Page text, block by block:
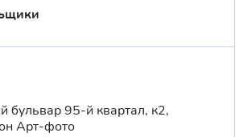
бульвар 95-й квартал, к2,
Арт-фото